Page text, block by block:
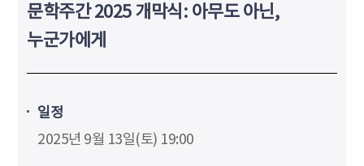
문학주간 2025 개막식: 아무도 아닌,
누군가에게
일정
2025년 9월 13일(토) 19:00